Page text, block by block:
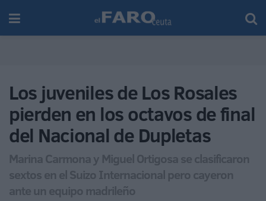
Los juveniles de Los Rosales
pierden en los octavos de final
del Nacional de Dupletas
Marina Carmona y Miguel Ortigosa se clasificaron
sextos en el Suizo Internacional pero cayeron
ante un equipo madrileño